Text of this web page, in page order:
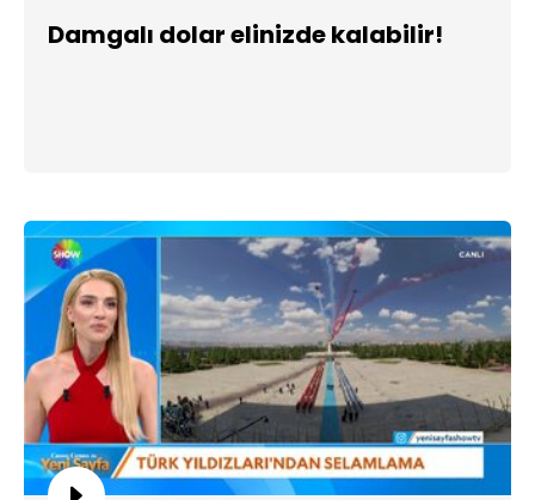
Damgalı dolar elinizde kalabilir!